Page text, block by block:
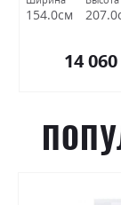
154.0см
14